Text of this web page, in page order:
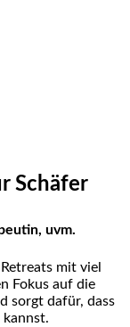
Schäfer
uvm.
mit viel
Fokus auf die
sorgt dafür, dass
kannst.